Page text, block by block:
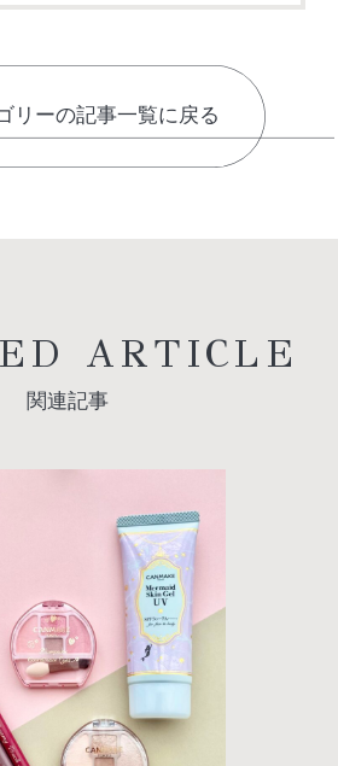
リーの記事一覧に戻る
ARTICLE
関連記事